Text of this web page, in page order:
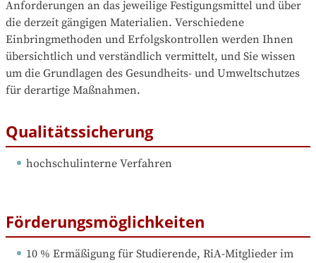
Anforderungen an das jeweilige Festigungsmittel und über
die derzeit gängigen Materialien. Verschiedene
Einbringmethoden und Erfolgskontrollen werden Ihnen
übersichtlich und verständlich vermittelt, und Sie wissen
um die Grundlagen des Gesundheits- und Umweltschutzes
für derartige Maßnahmen.
Qualitätssicherung
hochschulinterne Verfahren
Förderungsmöglichkeiten
10 % Ermäßigung für Studierende, RiA-Mitglieder im